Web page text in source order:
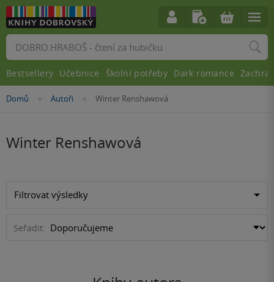
Nacházíte
Domů »Autoři »
Winter Renshawová
Winter Renshawová
Filtrovat výsledky
Seřadit:
Vyhledávání
Bestsellery Učebnice Školní potřeby Dark romance